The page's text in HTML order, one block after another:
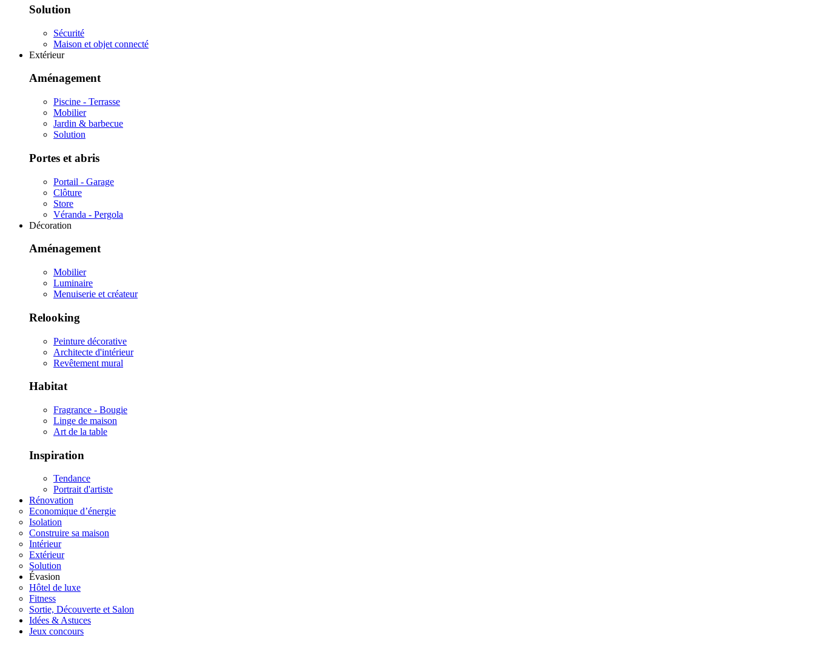
Solution
Sécurité
Maison et objet connecté
Extérieur
Aménagement
Piscine - Terrasse
Mobilier
Jardin & barbecue
Solution
Portes et abris
Portail - Garage
Clôture
Store
Véranda - Pergola
Décoration
Aménagement
Mobilier
Luminaire
Menuiserie et créateur
Relooking
Peinture décorative
Architecte d'intérieur
Revêtement mural
Habitat
Fragrance - Bougie
Linge de maison
Art de la table
Inspiration
Tendance
Portrait d'artiste
Rénovation
Economique d’énergie
Isolation
Construire sa maison
Intérieur
Extérieur
Solution
Évasion
Hôtel de luxe
Fitness
Sortie, Découverte et Salon
Idées & Astuces
Jeux concours